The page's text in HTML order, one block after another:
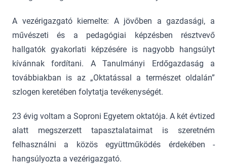
A vezérigazgató kiemelte: A jövőben a gazdasági, a
művészeti és a pedagógiai képzésben résztvevő
hallgatók gyakorlati képzésére is nagyobb hangsúlyt
kívánnak fordítani. A Tanulmányi Erdőgazdaság a
továbbiakban is az „Oktatással a természet oldalán”
szlogen keretében folytatja tevékenységét.
23 évig voltam a Soproni Egyetem oktatója. A két évtized
alatt megszerzett tapasztalataimat is szeretném
felhasználni a közös együttműködés érdekében -
hangsúlyozta a vezérigazgató.